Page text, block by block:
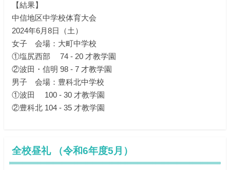
【結果】
中信地区中学校体育大会
2024年6月8日（土）
女子 会場：大町中学校
①塩尻西部 74 - 20 才教学園
②波田・信明 98 - 7 才教学園
男子 会場：豊科北中学校
①波田 100 - 30 才教学園
②豊科北 104 - 35 才教学園
全校昼礼 （令和6年度5月）